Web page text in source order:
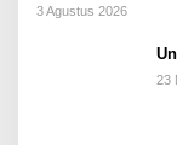
3 Agustus 2026
23